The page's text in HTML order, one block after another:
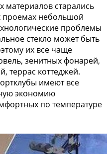
старались
проемах небольшой
проблемы
стекло может быть
их все чаще
зенитных фонарей,
террас коттеджей.
имеют все
экономию
по температуре